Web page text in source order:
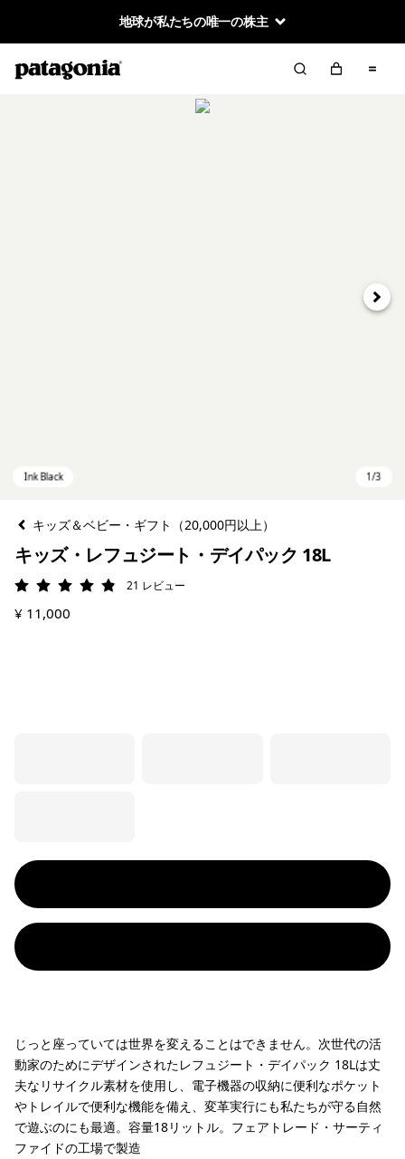
地球が私たちの唯一の株主
次へ
キッズ＆ベビー・ギフト（20,000円以上）
キッズ・レフュジート・デイパック 18L
評価: 4.9 / 5
21 レビュー
¥ 11,000
じっと座っていては世界を変えることはできません。次世代の活
動家のためにデザインされたレフュジート・デイパック 18Lは丈
夫なリサイクル素材を使用し、電子機器の収納に便利なポケット
やトレイルで便利な機能を備え、変革実行にも私たちが守る自然
で遊ぶのにも最適。容量18リットル。フェアトレード・サーティ
ファイドの工場で製造